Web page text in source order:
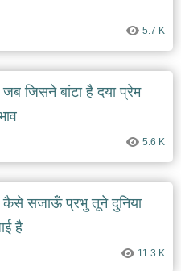
5.7 K
जिसने बांटा है दया प्रेम
5.6 K
सजाऊँ प्रभु तूने दुनिया
है
11.3 K